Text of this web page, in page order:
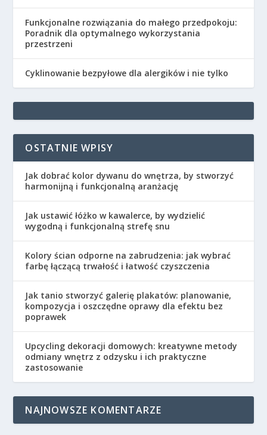
Funkcjonalne rozwiązania do małego przedpokoju:
Poradnik dla optymalnego wykorzystania
przestrzeni
Cyklinowanie bezpyłowe dla alergików i nie tylko
OSTATNIE WPISY
Jak dobrać kolor dywanu do wnętrza, by stworzyć
harmonijną i funkcjonalną aranżację
Jak ustawić łóżko w kawalerce, by wydzielić
wygodną i funkcjonalną strefę snu
Kolory ścian odporne na zabrudzenia: jak wybrać
farbę łączącą trwałość i łatwość czyszczenia
Jak tanio stworzyć galerię plakatów: planowanie,
kompozycja i oszczędne oprawy dla efektu bez
poprawek
Upcycling dekoracji domowych: kreatywne metody
odmiany wnętrz z odzysku i ich praktyczne
zastosowanie
NAJNOWSZE KOMENTARZE